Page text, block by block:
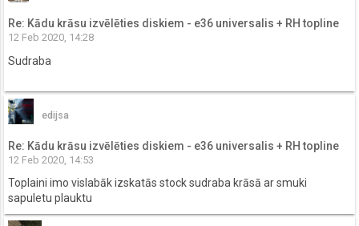
Re: Kādu krāsu izvēlēties diskiem - e36 universalis + RH topline
12 Feb 2020, 14:28
Sudraba
edijsa
Re: Kādu krāsu izvēlēties diskiem - e36 universalis + RH topline
12 Feb 2020, 14:53
Toplaini imo vislabāk izskatās stock sudraba krāsā ar smuki
sapuletu plauktu